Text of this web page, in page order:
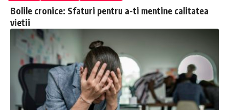
Bolile cronice: Sfaturi pentru a-ti mentine calitatea
vietii